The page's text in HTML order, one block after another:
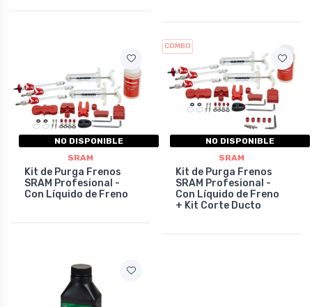
NO DISPONIBLE
SRAM
Kit de Purga Frenos
SRAM Profesional -
Con Líquido de Freno
COMBO
NO DISPONIBLE
SRAM
Kit de Purga Frenos
SRAM Profesional -
Con Líquido de Freno
+ Kit Corte Ducto